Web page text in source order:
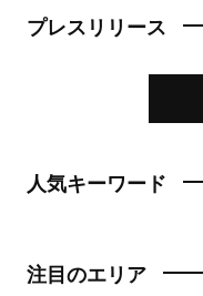
プレスリリース
人気キーワード
注目のエリア